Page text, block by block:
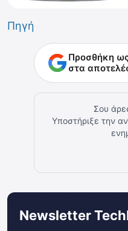
Πηγή
Προσθήκη
στα
Σου
Υποστήριξε την
Newsletter